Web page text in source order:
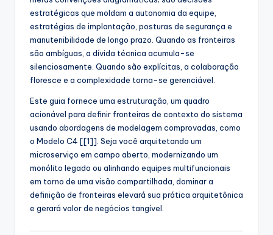
d
U
p
d
estratégicas que moldam a autonomia da equipe,
estratégias de implantação, posturas de segurança e
manutenibilidade de longo prazo. Quando as fronteiras
são ambíguas, a dívida técnica acumula-se
silenciosamente. Quando são explícitas, a colaboração
floresce e a complexidade torna-se gerenciável.
Este guia fornece uma estruturação, um quadro
acionável para definir fronteiras de contexto do sistema
usando abordagens de modelagem comprovadas, como
o Modelo C4 [[1]]. Seja você arquitetando um
microserviço em campo aberto, modernizando um
monólito legado ou alinhando equipes multifuncionais
em torno de uma visão compartilhada, dominar a
definição de fronteiras elevará sua prática arquitetônica
e gerará valor de negócios tangível.